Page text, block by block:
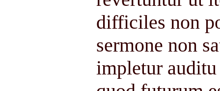
difficiles non
sermone non
impletur auditu